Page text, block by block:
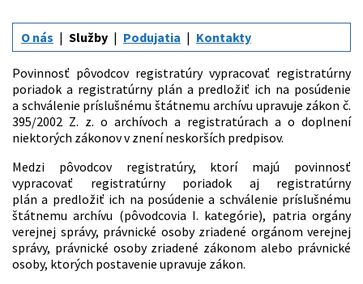
O nás Služby Podujatia Kontakty
Povinnosť pôvodcov registratúry vypracovať registratúrny
poriadok a registratúrny plán a predložiť ich na posúdenie
a schválenie príslušnému štátnemu archívu upravuje zákon č.
395/2002 Z. z. o archívoch a registratúrach a o doplnení
niektorých zákonov v znení neskorších predpisov.
Medzi pôvodcov registratúry, ktorí majú povinnosť
vypracovať registratúrny poriadok aj registratúrny
plán a predložiť ich na posúdenie a schválenie príslušnému
štátnemu archívu (pôvodcovia I. kategórie), patria orgány
verejnej správy, právnické osoby zriadené orgánom verejnej
správy, právnické osoby zriadené zákonom alebo právnické
osoby, ktorých postavenie upravuje zákon.